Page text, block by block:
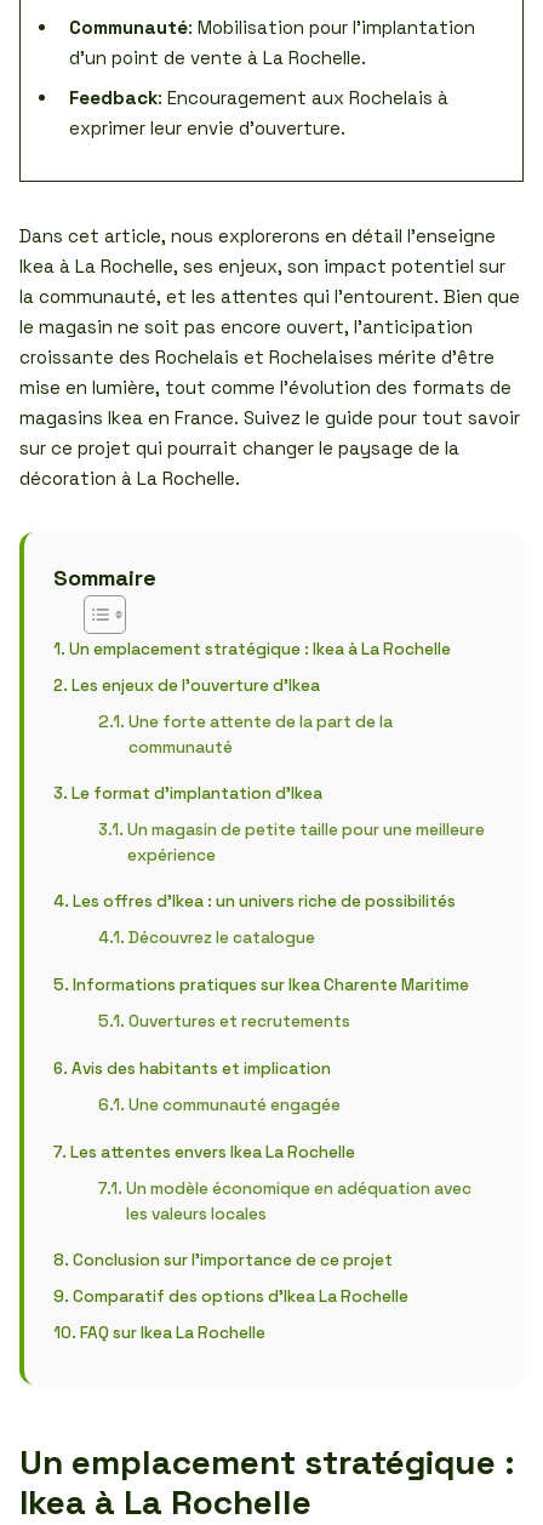
Communauté: Mobilisation pour l’implantation
d’un point de vente à La Rochelle.
Feedback: Encouragement aux Rochelais à
exprimer leur envie d’ouverture.
Dans cet article, nous explorerons en détail l’enseigne
Ikea à La Rochelle, ses enjeux, son impact potentiel sur
la communauté, et les attentes qui l’entourent. Bien que
le magasin ne soit pas encore ouvert, l’anticipation
croissante des Rochelais et Rochelaises mérite d’être
mise en lumière, tout comme l’évolution des formats de
magasins Ikea en France. Suivez le guide pour tout savoir
sur ce projet qui pourrait changer le paysage de la
décoration à La Rochelle.
Sommaire
Un emplacement stratégique : Ikea à La Rochelle
Les enjeux de l’ouverture d’Ikea
Une forte attente de la part de la
communauté
Le format d’implantation d’Ikea
Un magasin de petite taille pour une meilleure
expérience
Les offres d’Ikea : un univers riche de possibilités
Découvrez le catalogue
Informations pratiques sur Ikea Charente Maritime
Ouvertures et recrutements
Avis des habitants et implication
Une communauté engagée
Les attentes envers Ikea La Rochelle
Un modèle économique en adéquation avec
les valeurs locales
Conclusion sur l’importance de ce projet
Comparatif des options d’Ikea La Rochelle
FAQ sur Ikea La Rochelle
Un emplacement stratégique :
Ikea à La Rochelle